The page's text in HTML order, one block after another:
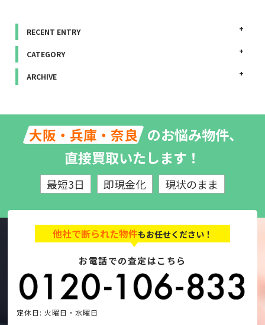
RECENT ENTRY
CATEGORY
ARCHIVE
大阪・兵庫・奈良 のお悩み物件、
直接買取いたします！
最短3日 即現金化 現状のまま
他社で断られた物件もお任せください！
お電話での査定はこちら
定休日: 火曜日・水曜日